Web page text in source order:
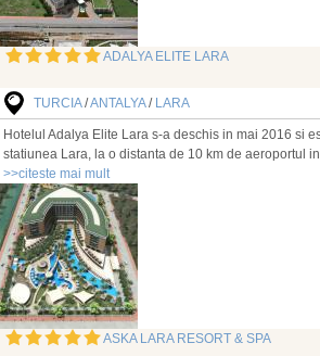
ADALYA ELITE LARA
TURCIA/ANTALYA/ LARA
Hotelul Adalya Elite Lara s-a deschis in mai 2016 si
statiunea Lara, la o distanta de 10 km de aeroportul
>>citeste mai mult
ASKA LARA RESORT & SPA